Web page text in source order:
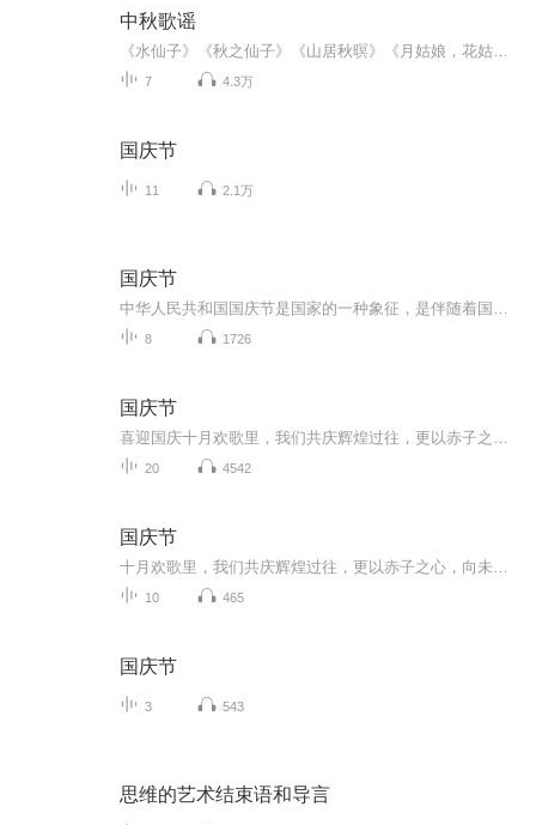
中秋歌谣
7 4.3万
国庆节
11 2.1万
国庆节
8 1726
国庆节
20 4542
国庆节
10 465
国庆节
3 543
思维的艺术结束语和导言